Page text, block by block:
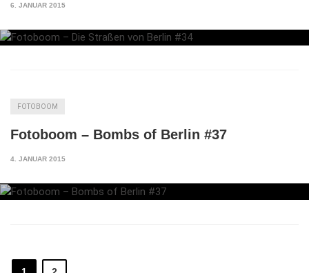
6. JANUAR 2015
FOTOBOOM
Fotoboom – Bombs of Berlin #37
4. JANUAR 2015